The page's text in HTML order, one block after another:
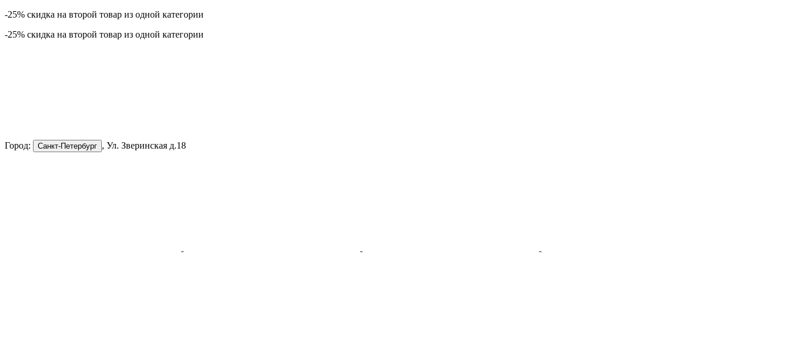
-25% скидка на второй товар из одной категории
-25% скидка на второй товар из одной категории
Город: Санкт-Петербург , Ул. Зверинская д.18